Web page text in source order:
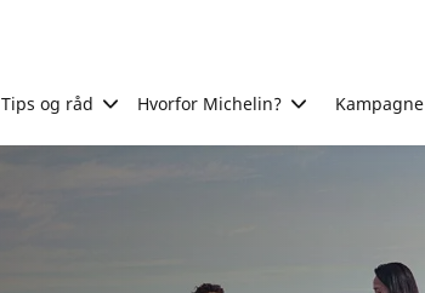
Tips og råd Hvorfor Michelin? Kampagne